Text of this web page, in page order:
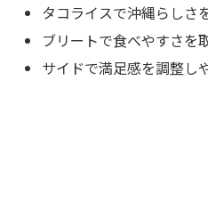
タコライスで沖縄らしさ
ブリートで食べやすさを
サイドで満足感を調整し